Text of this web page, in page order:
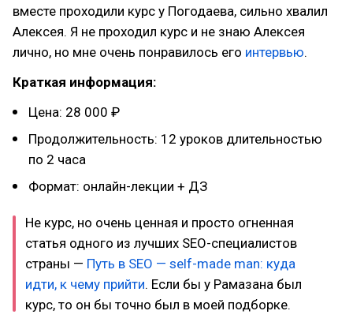
вместе проходили курс у Погодаева, сильно хвалил
Алексея. Я не проходил курс и не знаю Алексея
лично, но мне очень понравилось его интервью.
Краткая информация:
Цена: 28 000 ₽
Продолжительность: 12 уроков длительностью
по 2 часа
Формат: онлайн-лекции + ДЗ
Не курс, но очень ценная и просто огненная
статья одного из лучших SEO-специалистов
страны — Путь в SEO — self-made man: куда
идти, к чему прийти. Если бы у Рамазана был
курс, то он бы точно был в моей подборке.